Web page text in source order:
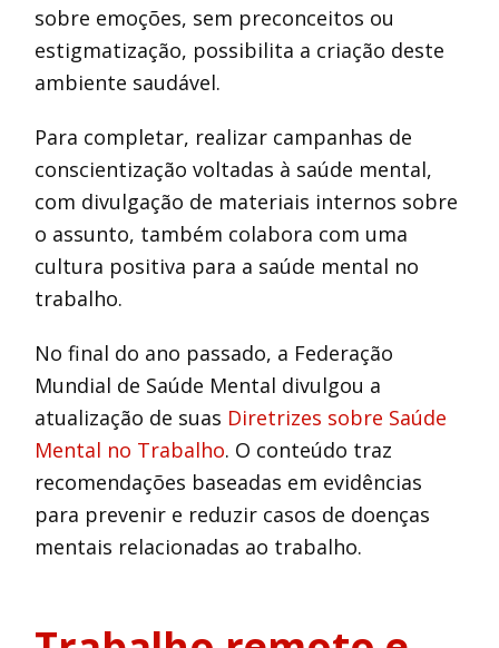
sobre emoções, sem preconceitos ou
estigmatização, possibilita a criação deste
ambiente saudável.
Para completar, realizar campanhas de
conscientização voltadas à saúde mental,
com divulgação de materiais internos sobre
o assunto, também colabora com uma
cultura positiva para a saúde mental no
trabalho.
No final do ano passado, a Federação
Mundial de Saúde Mental divulgou a
atualização de suas Diretrizes sobre Saúde
Mental no Trabalho. O conteúdo traz
recomendações baseadas em evidências
para prevenir e reduzir casos de doenças
mentais relacionadas ao trabalho.